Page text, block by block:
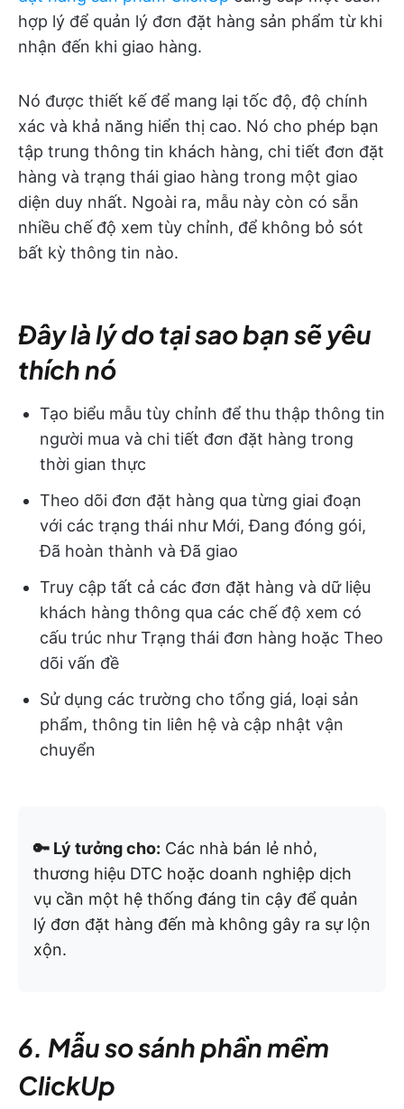
hợp lý để quản lý đơn đặt hàng sản phẩm từ khi
nhận đến khi giao hàng.
Nó được thiết kế để mang lại tốc độ, độ chính
xác và khả năng hiển thị cao. Nó cho phép bạn
tập trung thông tin khách hàng, chi tiết đơn đặt
hàng và trạng thái giao hàng trong một giao
diện duy nhất. Ngoài ra, mẫu này còn có sẵn
nhiều chế độ xem tùy chỉnh, để không bỏ sót
bất kỳ thông tin nào.
Đây là lý do tại sao bạn sẽ yêu
thích nó
Tạo biểu mẫu tùy chỉnh để thu thập thông tin
người mua và chi tiết đơn đặt hàng trong
thời gian thực
Theo dõi đơn đặt hàng qua từng giai đoạn
với các trạng thái như Mới, Đang đóng gói,
Đã hoàn thành và Đã giao
Truy cập tất cả các đơn đặt hàng và dữ liệu
khách hàng thông qua các chế độ xem có
cấu trúc như Trạng thái đơn hàng hoặc Theo
dõi vấn đề
Sử dụng các trường cho tổng giá, loại sản
phẩm, thông tin liên hệ và cập nhật vận
chuyển
🔑 Lý tưởng cho: Các nhà bán lẻ nhỏ,
thương hiệu DTC hoặc doanh nghiệp dịch
vụ cần một hệ thống đáng tin cậy để quản
lý đơn đặt hàng đến mà không gây ra sự lộn
xộn.
6. Mẫu so sánh phần mềm
ClickUp